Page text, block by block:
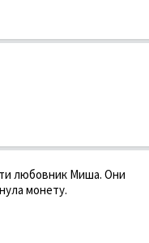
любовник Миша. Они
монету.